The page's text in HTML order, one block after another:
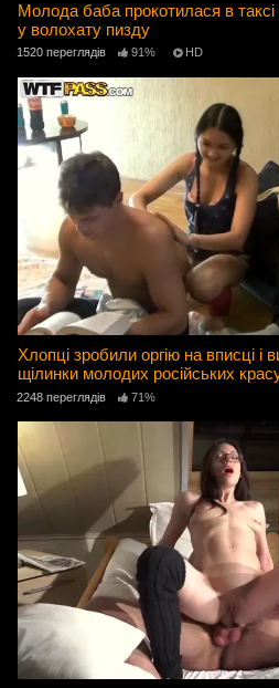
Молода баба прокотилася в таксі
у волохату пизду
1520 переглядів 91% HD
Хлопці зробили оргію на вписці і
щілинки молодих російських
2248 переглядів 71%